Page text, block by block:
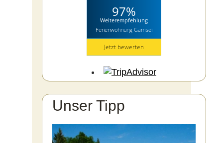
97%
Weiterempfehlung
Ferienwohnung Gamsei
Jetzt bewerten
Unser Tipp